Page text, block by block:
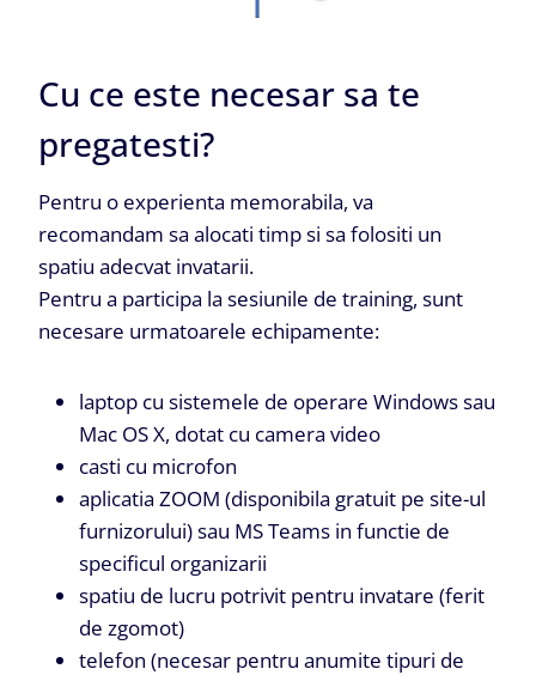
Cu ce este necesar sa te
pregatesti?
Pentru o experienta memorabila, va
recomandam sa alocati timp si sa folositi un
spatiu adecvat invatarii.
Pentru a participa la sesiunile de training, sunt
necesare urmatoarele echipamente:
laptop cu sistemele de operare Windows sau
Mac OS X, dotat cu camera video
casti cu microfon
aplicatia ZOOM (disponibila gratuit pe site-ul
furnizorului) sau MS Teams in functie de
specificul organizarii
spatiu de lucru potrivit pentru invatare (ferit
de zgomot)
telefon (necesar pentru anumite tipuri de